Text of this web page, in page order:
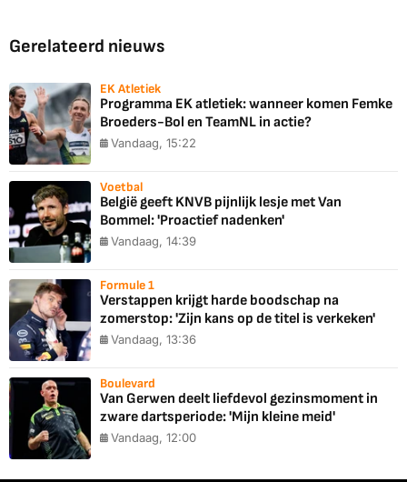
Gerelateerd nieuws
EK Atletiek
Programma EK atletiek: wanneer komen Femke
Broeders-Bol en TeamNL in actie?
Vandaag, 15:22
Voetbal
België geeft KNVB pijnlijk lesje met Van
Bommel: 'Proactief nadenken'
Vandaag, 14:39
Formule 1
Verstappen krijgt harde boodschap na
zomerstop: 'Zijn kans op de titel is verkeken'
Vandaag, 13:36
Boulevard
Van Gerwen deelt liefdevol gezinsmoment in
zware dartsperiode: 'Mijn kleine meid'
Vandaag, 12:00